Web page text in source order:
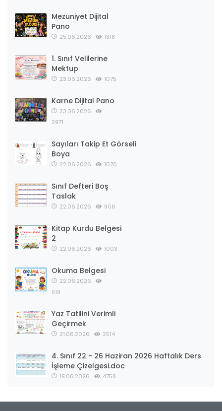
Mezuniyet Dijital
Pano
25.06.2026 1318
1. Sınıf Velilerine
Mektup
23.06.2026 1075
Karne Dijital Pano
23.06.2026
2971
Sayıları Takip Et Görseli
Boya
22.06.2026 1070
Sınıf Defteri Boş
Taslak
22.06.2026 906
Kitap Kurdu Belgesi
2
22.06.2026 1003
Okuma Belgesi
22.06.2026
919
Yaz Tatilini Verimli
Geçirmek
21.06.2026 2514
4. Sınıf 22 - 26 Haziran 2026 Haftalık Ders
İşleme Çizelgesi.doc
19.06.2026 4758